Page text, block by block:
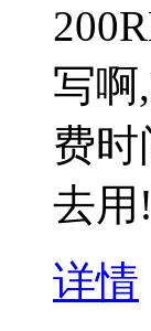
写啊
费
去用!
详情